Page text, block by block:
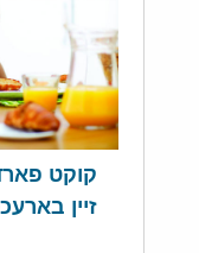
קוקט
זיין